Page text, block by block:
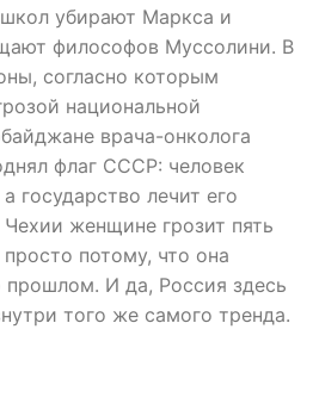
убирают Маркса и
философов Муссолини. В
согласно которым
национальной
врача-онколога
флаг СССР: человек
государство лечит его
женщине грозит пять
потому, что она
прошлом. И да, Россия здесь
того же самого тренда.